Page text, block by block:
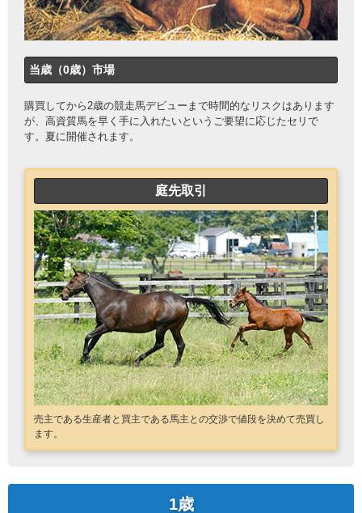
当歳（0歳）市場
購買してから2歳の競走馬デビューまで時間的なリスクはあります
が、高資質馬を早く手に入れたいというご要望に応じたセリで
す。夏に開催されます。
庭先取引
売主である生産者と買主である馬主との交渉で値段を決めて売買し
ます。
1歳